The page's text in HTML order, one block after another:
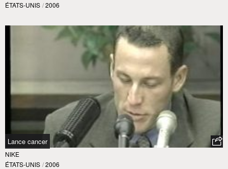
ÉTATS-UNIS / 2006
Lance cancer
NIKE
ÉTATS-UNIS / 2006